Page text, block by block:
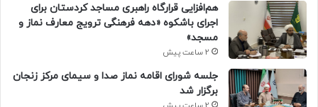
هم‌افزایی قرارگاه راهبری مساجد کردستان برای
اجرای باشکوه «دهه فرهنگی ترویج معارف نماز و
مسجد»
2 ساعت پیش
جلسه شورای اقامه نماز صدا و سیمای مرکز زنجان
برگزار شد